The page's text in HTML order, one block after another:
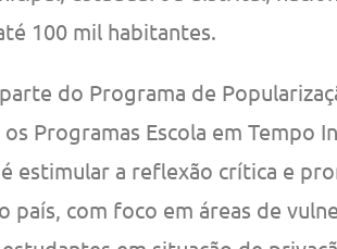
100 mil habitantes.
do Programa de
Programas Escola em Tempo
estimular a reflexão crítica e
país, com foco em áreas de